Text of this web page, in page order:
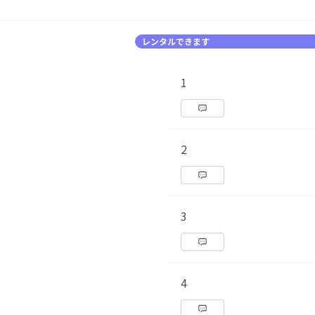
レンタルできます
1
2
3
4